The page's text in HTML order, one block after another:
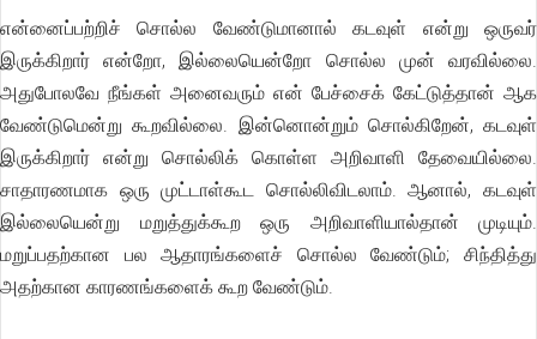
என்னைப்பற்றிச் சொல்ல வேண்டுமானால் கடவுள் என்று ஒருவர்
இருக்கிறார் என்றோ, இல்லையென்றோ சொல்ல முன் வரவில்லை.
அதுபோலவே நீங்கள் அனைவரும் என் பேச்சைக் கேட்டுத்தான் ஆக
வேண்டுமென்று கூறவில்லை. இன்னொன்றும் சொல்கிறேன், கடவுள்
இருக்கிறார் என்று சொல்லிக் கொள்ள அறிவாளி தேவையில்லை.
சாதாரணமாக ஒரு முட்டாள்கூட சொல்லிவிடலாம். ஆனால், கடவுள்
இல்லையென்று மறுத்துக்கூற ஒரு அறிவாளியால்தான் முடியும்.
மறுப்பதற்கான பல ஆதாரங்களைச் சொல்ல வேண்டும்; சிந்தித்து
அதற்கான காரணங்களைக் கூற வேண்டும்.